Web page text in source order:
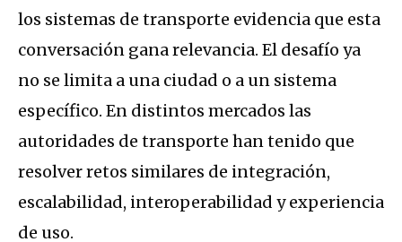
los sistemas de transporte evidencia que esta
conversación gana relevancia. El desafío ya
no se limita a una ciudad o a un sistema
específico. En distintos mercados las
autoridades de transporte han tenido que
resolver retos similares de integración,
escalabilidad, interoperabilidad y experiencia
de uso.